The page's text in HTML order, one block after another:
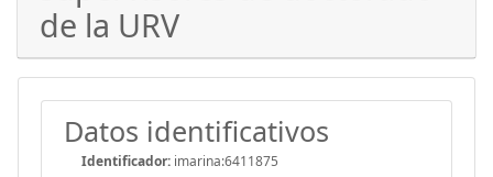
de la URV
Datos identificativos
Identificador: imarina:6411875